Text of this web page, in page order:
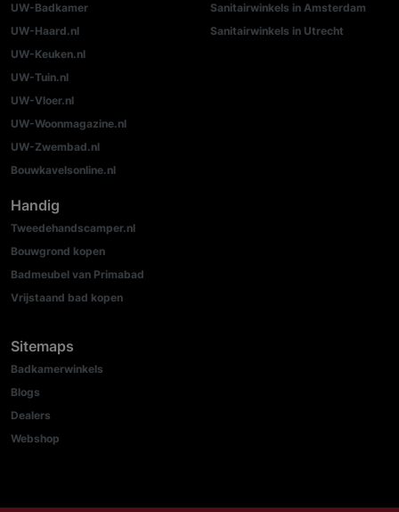
UW-Badkamer
UW-Haard.nl
UW-Keuken.nl
UW-Tuin.nl
UW-Vloer.nl
UW-Woonmagazine.nl
UW-Zwembad.nl
Bouwkavelsonline.nl
Sanitairwinkels in Amsterdam
Sanitairwinkels in Utrecht
Handig
Tweedehandscamper.nl
Bouwgrond kopen
Badmeubel van Primabad
Vrijstaand bad kopen
Sitemaps
Badkamerwinkels
Blogs
Dealers
Webshop